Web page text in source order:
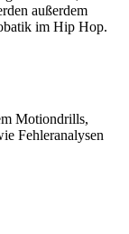
außerdem
im Hip Hop.
Motiondrills,
Fehleranalysen